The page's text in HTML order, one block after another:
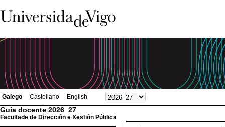
Galego Castellano English
Guia docente 2026_27
Facultade de Dirección e Xestión Pública